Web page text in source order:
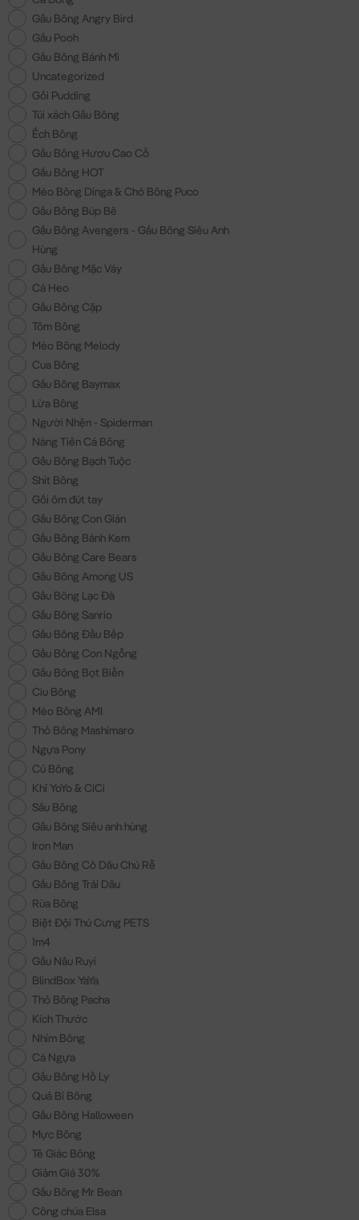
Gấu Bông Angry Bird
Gấu Pooh
Gấu Bông Bánh Mì
Uncategorized
Gối Pudding
Túi xách Gấu Bông
Ếch Bông
Gấu Bông Hươu Cao Cổ
Gấu Bông HOT
Mèo Bông Dinga & Chó Bông Puco
Gấu Bông Búp Bê
Gấu Bông Avengers - Gấu Bông Siêu Anh
Hùng
Gấu Bông Mặc Váy
Cá Heo
Gấu Bông Cặp
Tôm Bông
Mèo Bông Melody
Cua Bông
Gấu Bông Baymax
Lừa Bông
Người Nhện - Spiderman
Nàng Tiên Cá Bông
Gấu Bông Bạch Tuộc
Shit Bông
Gối ôm đút tay
Gấu Bông Con Gián
Gấu Bông Bánh Kem
Gấu Bông Care Bears
Gấu Bông Among US
Gấu Bông Lạc Đà
Gấu Bông Sanrio
Gấu Bông Đầu Bếp
Gấu Bông Con Ngỗng
Gấu Bông Bọt Biển
Ciu Bông
Mèo Bông AMI
Thỏ Bông Mashimaro
Ngựa Pony
Cú Bông
Khỉ YoYo & CiCi
Sâu Bông
Gấu Bông Siêu anh hùng
Iron Man
Gấu Bông Cô Dâu Chú Rễ
Gấu Bông Trái Dâu
Rùa Bông
Biệt Đội Thú Cưng PETS
1m4
Gấu Nâu Ruyi
BlindBox YaYa
Thỏ Bông Pacha
Kích Thước
Nhím Bông
Cá Ngựa
Gấu Bông Hồ Ly
Quả Bí Bông
Gấu Bông Halloween
Mực Bông
Tê Giác Bông
Giảm Giá 30%
Gấu Bông Mr Bean
Công chúa Elsa